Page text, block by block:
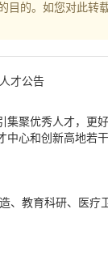
目的。如您对此转
才公告
集聚优秀人才，更
中心和创新高地若
、教育科研、医